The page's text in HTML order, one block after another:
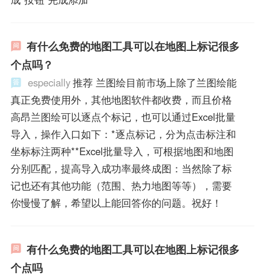
有什么免费的地图工具可以在地图上标记很多
个点吗？
especially推荐 兰图绘目前市场上除了兰图绘能
真正免费使用外，其他地图软件都收费，而且价格
高昂兰图绘可以逐点个标记，也可以通过Excel批量
导入，操作入口如下：*逐点标记，分为点击标注和
坐标标注两种**Excel批量导入，可根据地图和地图
分别匹配，提高导入成功率最终成图：当然除了标
记也还有其他功能（范围、热力地图等等），需要
你慢慢了解，希望以上能回答你的问题。祝好！
有什么免费的地图工具可以在地图上标记很多
个点吗